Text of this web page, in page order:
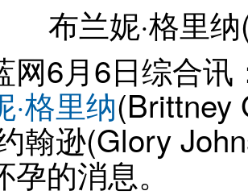
布兰妮·格里
6月6日综合讯
·格里纳(Brittney
翰逊(Glory
孕的消息。